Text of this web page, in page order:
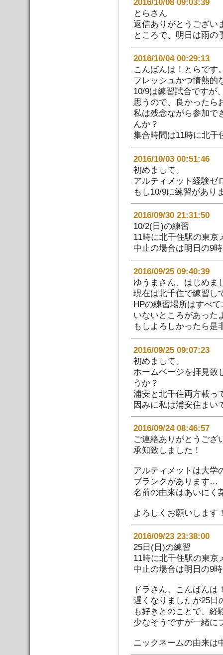
2016/10/08 09:03:39
とらさん
返信ありがとうござい
ところで、明日は雨の
2016/10/04
こんばんは！とらです
フレッシュかつ情熱的
10/9は練習試合ですが
思うので、良かったら
私は残念ながら参加で
んか？
集合時間は11時に北千
2016/10/03 00:51:46
初めまして。
アルティメット経験ゼ
もし10/9に練習があり
2016/09/30
10/2(日)の練習
11時に北千住駅の東京
中止の場合は明日の9
2016/09/25
ゆうまさん、はじめま
現在は北千住で練習し
HPの練習場所はすべ
いないところがあった
もしよろしかったら是
2016/09/25 09:07:23
初めまして。
ホームページを拝見致
うか？
浦安と北千住両方載っ
因みに私は浦安住まい
2016/09/24
ご連絡ありがとうござ
承知致しました！
アルティメットは大学
ブランクがあります…
名前の由来はあいにく
よろしくお願いします
2016/09/23
25日(日)の練習
11時に北千住駅の東京
中止の場合は明日の9
ドラさん、こんばんは
遅くなりましたが25日
も好きとのことで、経
少なそうですが一緒に
ニックネームの由来は